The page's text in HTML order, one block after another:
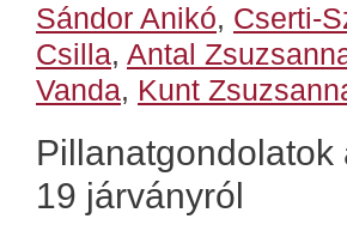
Sándor Anikó, Cserti-
Csilla, Antal
Vanda, Kunt
Pillanatgondolatok
19 járványról